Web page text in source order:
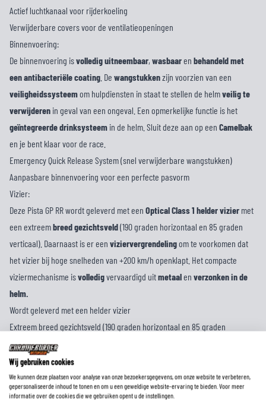
Actief luchtkanaal voor rijderkoeling
Verwijderbare covers voor de ventilatieopeningen
Binnenvoering:
De binnenvoering isvolledig uitneembaar, wasbaaren behandeld met
een antibacteriële coating . De wangstukkenzijn voorzien van een
veiligheidssysteemom hulpdiensten in staat te stellen de helmveilig te
verwijderen in geval van een ongeval. Een opmerkelijke functie is het
geïntegreerde drinksysteem in de helm. Sluit deze aan op een Camelbak
en je bent klaar voor de race.
Emergency Quick Release System (snel verwijderbare wangstukken)
Aanpasbare binnenvoering voor een perfecte pasvorm
Vizier:
Deze Pista GP RR wordt geleverd met een Optical Class 1 helder vizier met
een extreembreed gezichtsveld(190 graden horizontaal en 85 graden
verticaal). Daarnaast is er een viziervergrendelingom te voorkomen dat
het vizier bij hoge snelheden van +200 km/h openklapt. Het compacte
viziermechanisme isvolledigvervaardigd uitmetaalen verzonkenin de
helm.
Wordt geleverd met een helder vizier
Extreem breed gezichtsveld (190 graden horizontaal en 85 graden
verticaal)
Optic Class 1 vizier van 4-5 mm dik
Pinlock voorbereid
Inclusief Maxvision 120 Pinlock
Wij gebruiken cookies
We kunnen deze plaatsen voor analyse van onze bezoekersgegevens, om onze website te verbeteren,
gepersonaliseerde inhoud te tonen en om u een geweldige website-ervaring te bieden. Voor meer
informatie over de cookies die we gebruiken opent u de instellingen.